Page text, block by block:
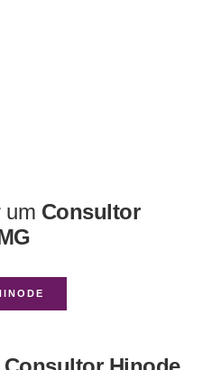
um Consultor